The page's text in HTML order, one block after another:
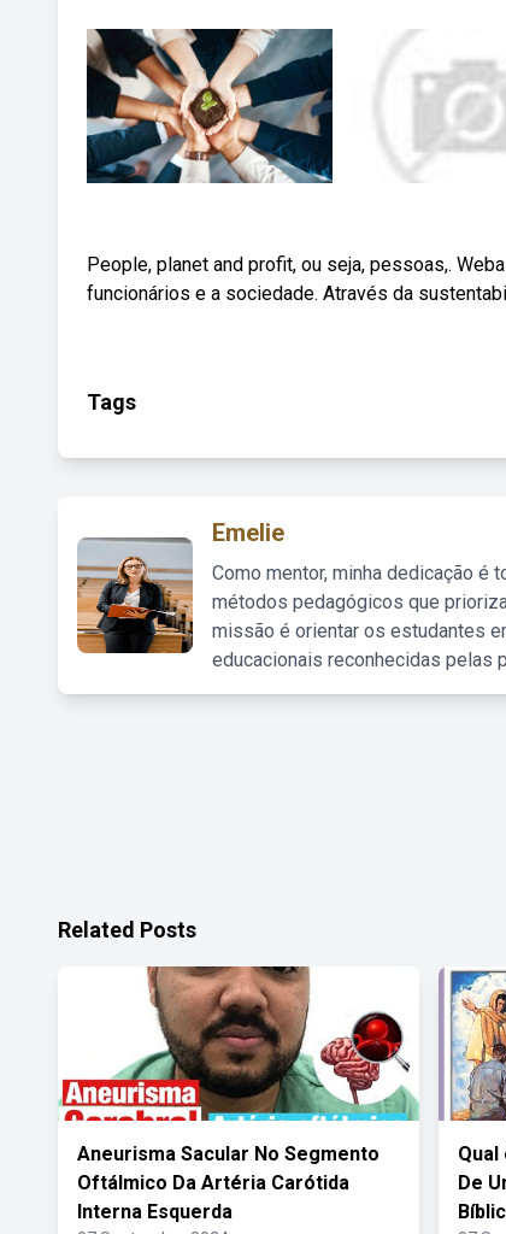
People, planet and profit, ou seja, pessoas,.
funcionários e a sociedade. Através da
Tags
Emelie
Como mentor, minha dedicação é
métodos pedagógicos que
missão é orientar os estudantes
educacionais reconhecidas pelas
Related Posts
Aneurisma Sacular No Segmento
Oftálmico Da Artéria Carótida
Interna Esquerda
De